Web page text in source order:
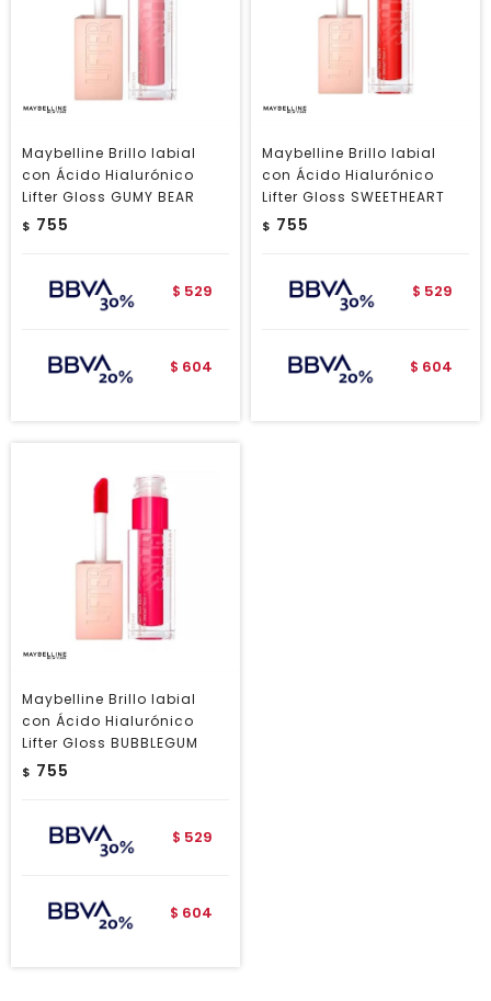
Maybelline Brillo labial
con Ácido Hialurónico
Lifter Gloss GUMY BEAR
$ 755
$ 529
$ 604
Maybelline Brillo labial
con Ácido Hialurónico
Lifter Gloss SWEETHEART
$ 755
$ 529
$ 604
Maybelline Brillo labial
con Ácido Hialurónico
Lifter Gloss BUBBLEGUM
$ 755
$ 529
$ 604